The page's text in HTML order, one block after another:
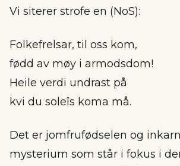
Vi siterer strofe en (NoS):
Folkefrelsar, til oss kom,
fødd av møy i armodsdom!
Heile verdi undrast på
kvi du soleîs koma må.
Det er jomfrufødselen og
mysterium som står i fokus i